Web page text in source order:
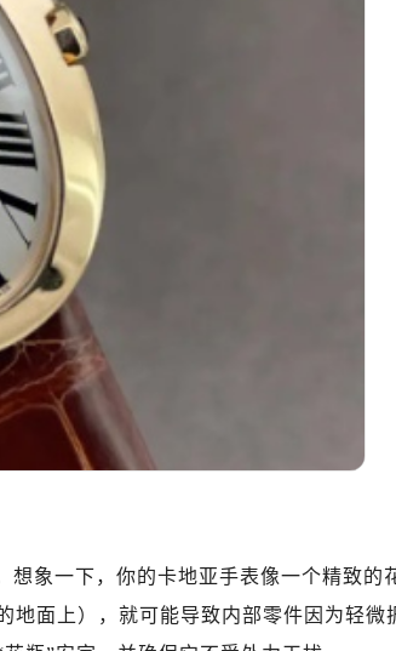
象一下，你的卡地亚手表像一个精致的
地面上），就可能导致内部零件因为轻微